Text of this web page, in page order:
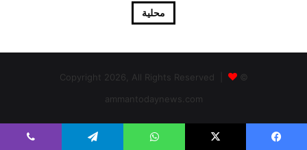
محلية
© Copyright 2026, All Rights Reserved |
ammantodaynews.com